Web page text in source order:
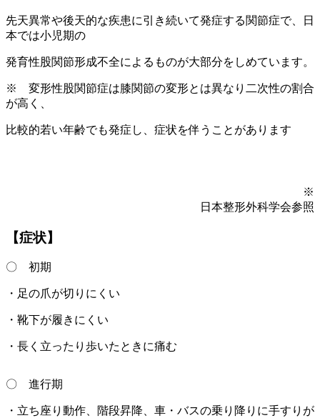
先天異常や後天的な疾患に引き続いて発症する関節症で、日
本では小児期の
発育性股関節形成不全によるものが大部分をしめています。
※ 変形性股関節症は膝関節の変形とは異なり二次性の割合
が高く、
比較的若い年齢でも発症し、症状を伴うことがあります
※
日本整形外科学会参照
【症状】
〇 初期
・足の爪が切りにくい
・靴下が履きにくい
・長く立ったり歩いたときに痛む
〇 進行期
・立ち座り動作、階段昇降、車・バスの乗り降りに手すりが